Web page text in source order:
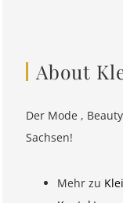
About
Der Mode ,
Sachsen!
Mehr zu